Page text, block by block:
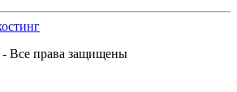
- Все права защищены